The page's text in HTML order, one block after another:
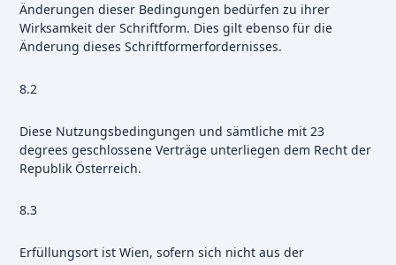
Änderungen dieser Bedingungen bedürfen zu ihrer
Wirksamkeit der Schriftform. Dies gilt ebenso für die
Änderung dieses Schriftformerfordernisses.
8.2
Diese Nutzungsbedingungen und sämtliche mit 23
degrees geschlossene Verträge unterliegen dem Recht der
Republik Österreich.
8.3
Erfüllungsort ist Wien, sofern sich nicht aus der